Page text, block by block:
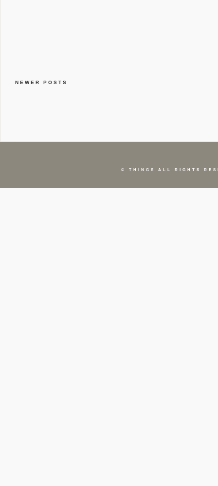
NEWER POSTS
© THINGS ALL RIGHTS